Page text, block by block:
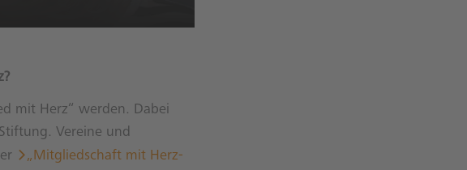
mit Herz“ werden. Dabei
Vereine und
„Mitgliedschaft mit Herz-